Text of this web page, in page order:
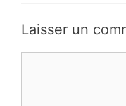
Laisser un